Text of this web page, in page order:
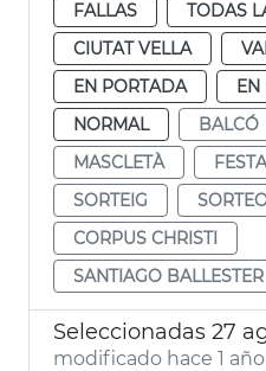
FALLAS
TODAS
CIUTAT VELLA
EN PORTADA
EN
NORMAL
BALCÓ
MASCLETÀ
SORTEIG
CORPUS CHRISTI
SANTIAGO BALLESTER
modificado hace 1 año